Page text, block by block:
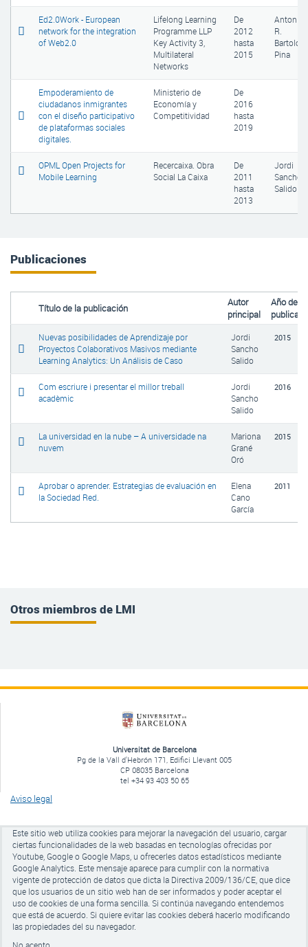
Ed2.0Work - European
network for the integration
of Web2.0
Lifelong Learning
Programme LLP
Key Activity 3,
Multilateral
Networks
De
2012
hasta
2015
Antonio
R.
Pina
Empoderamiento de
ciudadanos inmigrantes
con el diseño participativo
de plataformas sociales
digitales.
Ministerio de
Economía y
Competitividad
De
2016
hasta
2019
OPML Open Projects for
Mobile Learning
Recercaixa. Obra
Social La Caixa
De
2011
hasta
2013
Jordi
Sancho
Salido
Publicaciones
Título de la publicación
Autor
principal
Año de
Nuevas posibilidades de Aprendizaje por
Proyectos Colaborativos Masivos mediante
Learning Analytics: Un Análisis de Caso
Jordi
Sancho
Salido
2015
Com escriure i presentar el millor treball
acadèmic
Jordi
Sancho
Salido
2016
La universidad en la nube – A universidade na
nuvem
Mariona
Grané
Oró
2015
Aprobar o aprender. Estrategias de evaluación en
la Sociedad Red.
Elena
Cano
García
2011
Otros miembros de LMI
Universitat de Barcelona
Pg de la Vall d'Hebrón 171, Edifici Llevant 005
CP 08035 Barcelona
tel +34 93 403 50 65
Aviso legal
Este sitio web utiliza cookies para mejorar la navegación del usuario, cargar
ciertas funcionalidades de la web basadas en tecnologías ofrecidas por
Youtube, Google o Google Maps, u ofrecerles datos estadísticos mediante
Google Analytics. Este mensaje aparece para cumplir con la normativa
vigente de protección de datos que dicta la Directiva 2009/136/CE, que dice
que los usuarios de un sitio web han de ser informados y poder aceptar el
uso de cookies de una forma sencilla. Si continúa navegando entendemos
que está de acuerdo. Si quiere evitar las cookiesdeberá hacerlo modificando
las propiedades del su navegador.